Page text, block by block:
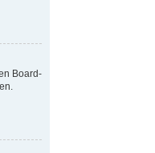
Board-